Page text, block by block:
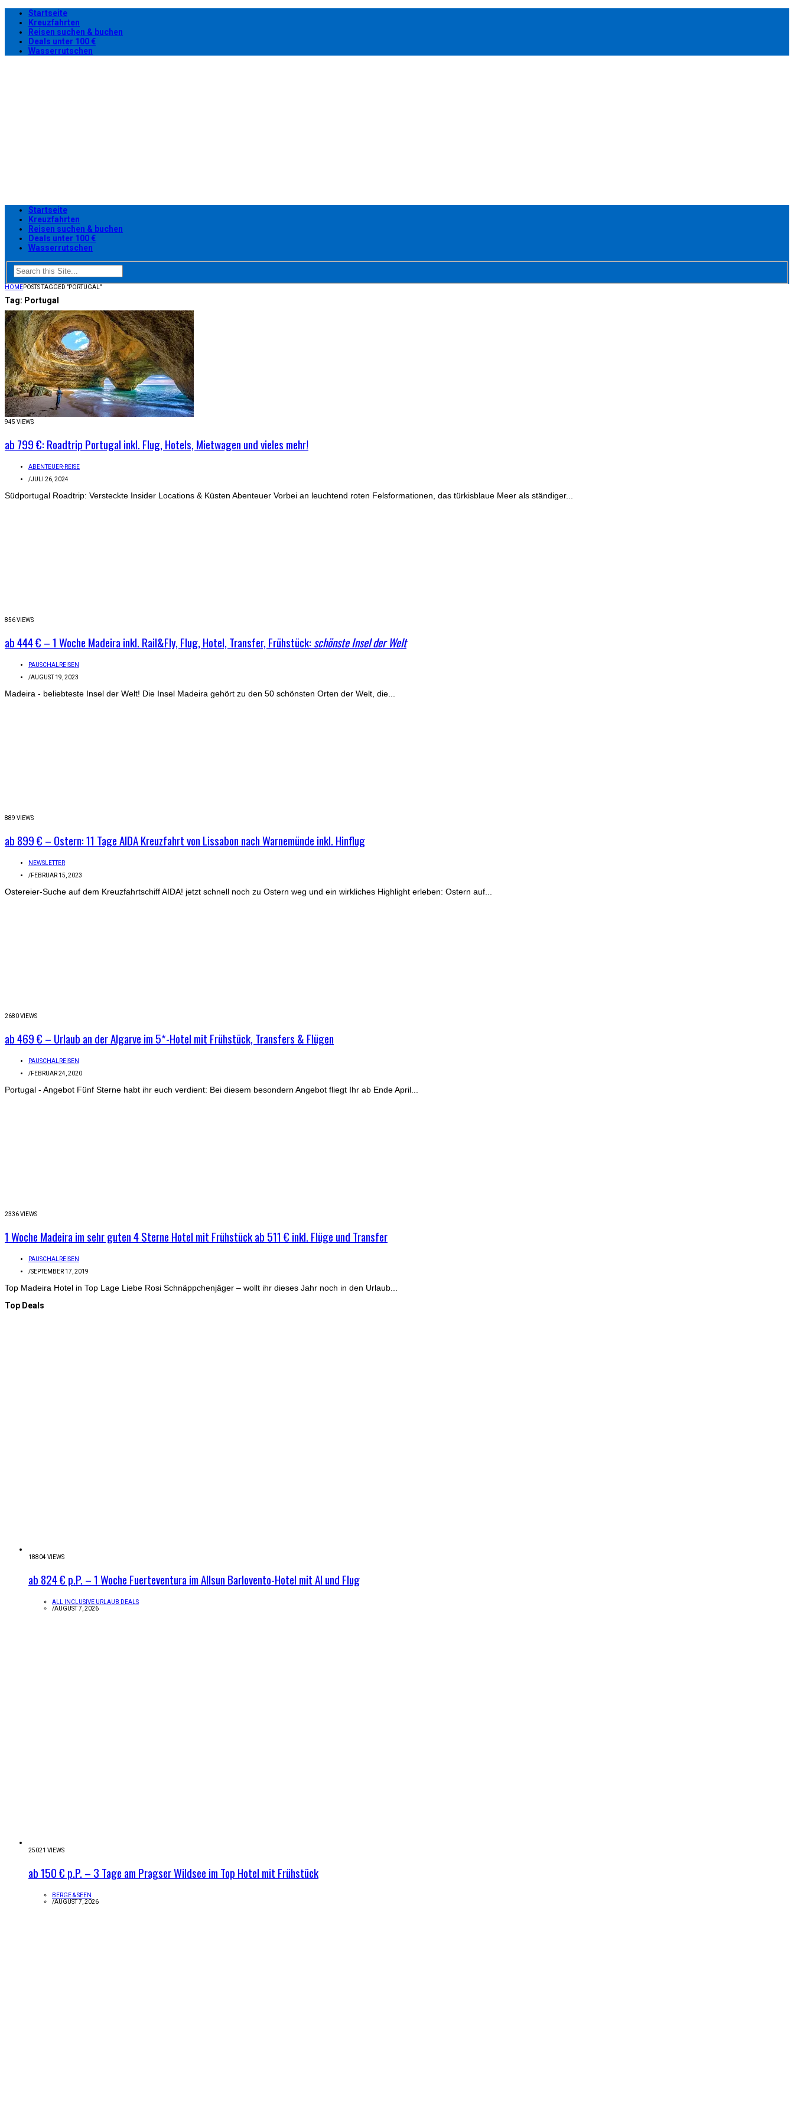
Startseite
Kreuzfahrten
Reisen suchen & buchen
Deals unter 100 €
Wasserrutschen
Startseite
Kreuzfahrten
Reisen suchen & buchen
Deals unter 100 €
Wasserrutschen
HOMEPOSTS TAGGED "PORTUGAL"
Tag: Portugal
945 VIEWS
ab 799 €: Roadtrip Portugal inkl. Flug, Hotels, Mietwagen und vieles mehr!
ABENTEUER-REISE
/JULI 26, 2024
Südportugal Roadtrip: Versteckte Insider Locations & Küsten Abenteuer Vorbei an leuchtend roten Felsformationen, das türkisblaue Meer als ständiger...
856 VIEWS
ab 444 € – 1 Woche Madeira inkl. Rail&Fly, Flug, Hotel, Transfer, Frühstück: schönste Insel der Welt
PAUSCHALREISEN
/AUGUST 19, 2023
Madeira - beliebteste Insel der Welt! Die Insel Madeira gehört zu den 50 schönsten Orten der Welt, die...
889 VIEWS
ab 899 € – Ostern: 11 Tage AIDA Kreuzfahrt von Lissabon nach Warnemünde inkl. Hinflug
NEWSLETTER
/FEBRUAR 15, 2023
Ostereier-Suche auf dem Kreuzfahrtschiff AIDA! jetzt schnell noch zu Ostern weg und ein wirkliches Highlight erleben: Ostern auf...
2680 VIEWS
ab 469 € – Urlaub an der Algarve im 5*-Hotel mit Frühstück, Transfers & Flügen
PAUSCHALREISEN
/FEBRUAR 24, 2020
Portugal - Angebot Fünf Sterne habt ihr euch verdient: Bei diesem besondern Angebot fliegt Ihr ab Ende April...
2336 VIEWS
1 Woche Madeira im sehr guten 4 Sterne Hotel mit Frühstück ab 511 € inkl. Flüge und Transfer
PAUSCHALREISEN
/SEPTEMBER 17, 2019
Top Madeira Hotel in Top Lage Liebe Rosi Schnäppchenjäger – wollt ihr dieses Jahr noch in den Urlaub...
Top Deals
18804 VIEWS
ab 824 € p.P. – 1 Woche Fuerteventura im Allsun Barlovento-Hotel mit AI und Flug
ALL INCLUSIVE URLAUB DEALS
/AUGUST 7, 2026
25021 VIEWS
ab 150 € p.P. – 3 Tage am Pragser Wildsee im Top Hotel mit Frühstück
BERGE & SEEN
/AUGUST 7, 2026